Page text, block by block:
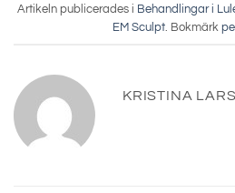
Artikeln publicerades i Behandlingar i
EM Sculpt. Bokmärk
KRISTINA